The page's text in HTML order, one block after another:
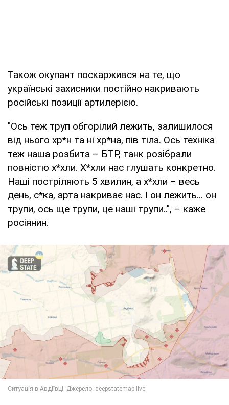
Також окупант поскаржився на те, що
українські захисники постійно накривають
російські позиції артилерією.
"Ось теж труп обгорілий лежить, залишилося
від нього хр*н та ні хр*на, пів тіла. Ось техніка
теж наша розбита – БТР, танк розібрали
повністю х*хли. Х*хли нас глушать конкретно.
Наші постріляють 5 хвилин, а х*хли – весь
день, с*ка, арта накриває нас. І он лежить... он
трупи, ось ще трупи, це наші трупи..", – каже
росіянин.